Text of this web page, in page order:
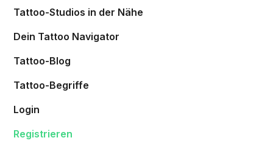
Tattoo-Studios in der Nähe
Dein Tattoo Navigator
Tattoo-Blog
Tattoo-Begriffe
Login
Registrieren